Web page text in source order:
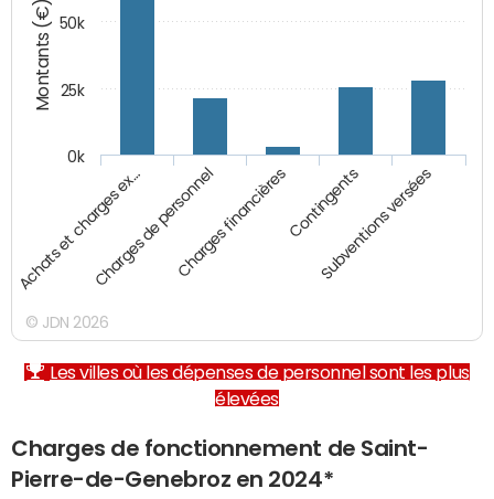
Montants (€)
Achats et charges ex…Charges de personnelCharges financièresContingents
Subventions versées
0k
25k
50k
© JDN 2026
Les villes où les dépenses de personnel sont les plus
élevées
Charges de fonctionnement de Saint-
Pierre-de-Genebroz en 2024*